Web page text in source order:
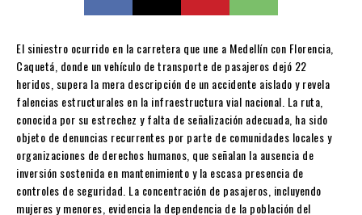
El siniestro ocurrido en la carretera que une a Medellín con Florencia,
Caquetá, donde un vehículo de transporte de pasajeros dejó 22
heridos, supera la mera descripción de un accidente aislado y revela
falencias estructurales en la infraestructura vial nacional. La ruta,
conocida por su estrechez y falta de señalización adecuada, ha sido
objeto de denuncias recurrentes por parte de comunidades locales y
organizaciones de derechos humanos, que señalan la ausencia de
inversión sostenida en mantenimiento y la escasa presencia de
controles de seguridad. La concentración de pasajeros, incluyendo
mujeres y menores, evidencia la dependencia de la población del